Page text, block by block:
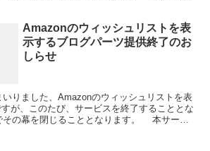
Amazonのウィッシュリストを表
示するブログパーツ提供終了のお
しらせ
りました、Amazonのウィッシュリストを表
が、このたび、サービスを終了することとな
その幕を閉じることとなります。 本サービ